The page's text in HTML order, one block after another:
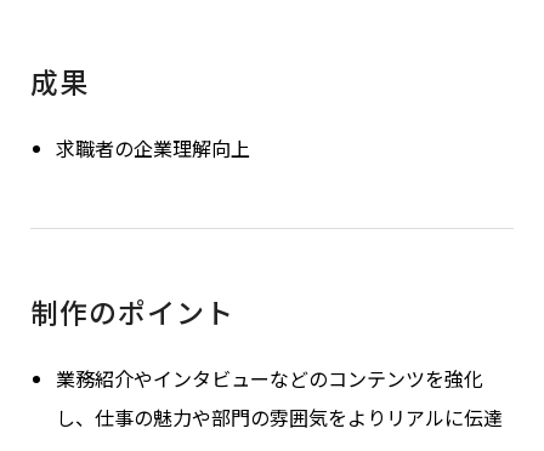
成果
求職者の企業理解向上
制作のポイント
業務紹介やインタビューなどのコンテンツを強化
し、仕事の魅力や部門の雰囲気をよりリアルに伝達